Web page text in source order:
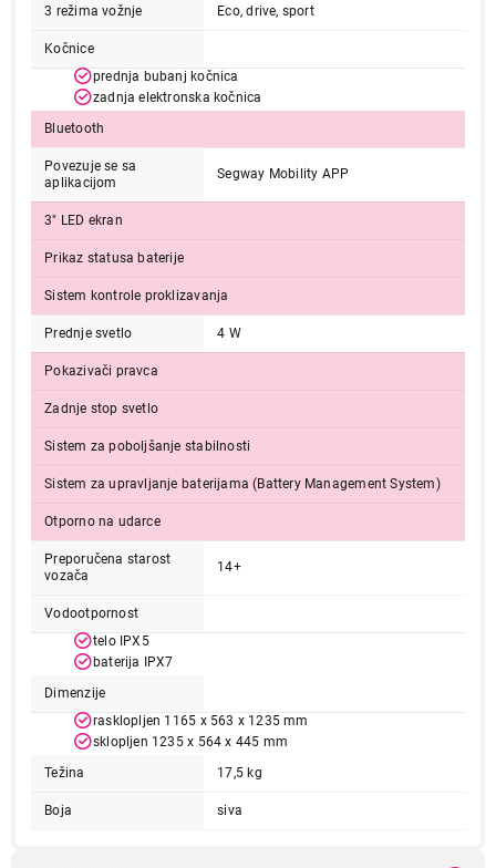
3 režima vožnje Eco, drive, sport
Kočnice
prednja bubanj kočnica
zadnja elektronska kočnica
Bluetooth
Povezuje se sa
aplikacijom
Segway Mobility APP
3" LED ekran
Prikaz statusa baterije
Sistem kontrole proklizavanja
Prednje svetlo 4 W
Pokazivači pravca
Zadnje stop svetlo
Sistem za poboljšanje stabilnosti
Sistem za upravljanje baterijama (Battery Management System)
Otporno na udarce
Preporučena starost
vozača
14+
Vodootpornost
telo IPX5
baterija IPX7
Dimenzije
rasklopljen 1165 x 563 x 1235 mm
sklopljen 1235 x 564 x 445 mm
Težina
17,5 kg
Boja siva
49.999,00
TROTINETI
SEGWAY E3
Proizvod je dodat u korpu.
Nastavi kupovinu